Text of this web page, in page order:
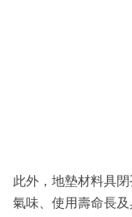
此外，地墊材料具
氣味、使用壽命長